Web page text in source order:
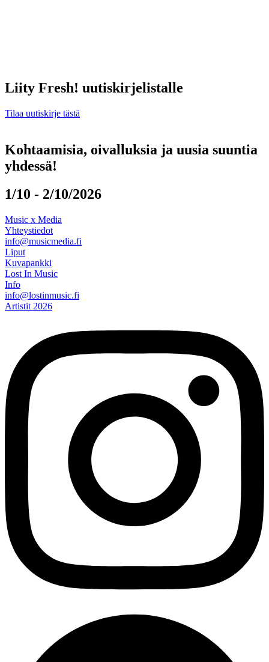
Liity Fresh! uutiskirjelistalle
Tilaa uutiskirje tästä
Kohtaamisia, oivalluksia ja uusia suuntia
yhdessä!
1/10 - 2/10/2026
Music x Media
Yhteystiedot
info@musicmedia.fi
Liput
Kuvapankki
Lost In Music
Info
info@lostinmusic.fi
Artistit 2026